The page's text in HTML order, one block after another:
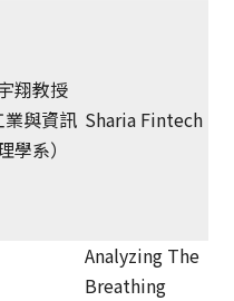
翔教授
業與資訊
學系）
Sharia Fintech
Analyzing The
Breathing